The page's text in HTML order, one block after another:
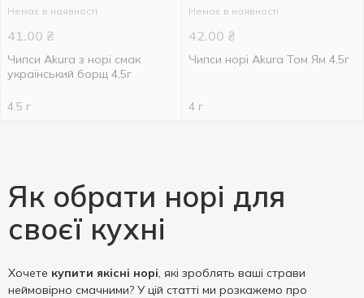
Немає в наявності
41.00 ₴
Чипси Akura з норі смак
український борщ 4,5г
4.5 г
Немає в наявності
42.00 ₴
Чипси норі Akura Том Ям 4,5г
4 г
Як обрати норі для
своєї кухні
Хочете купити якісні норі, які зроблять ваші страви
неймовірно смачними? У цій статті ми розкажемо про